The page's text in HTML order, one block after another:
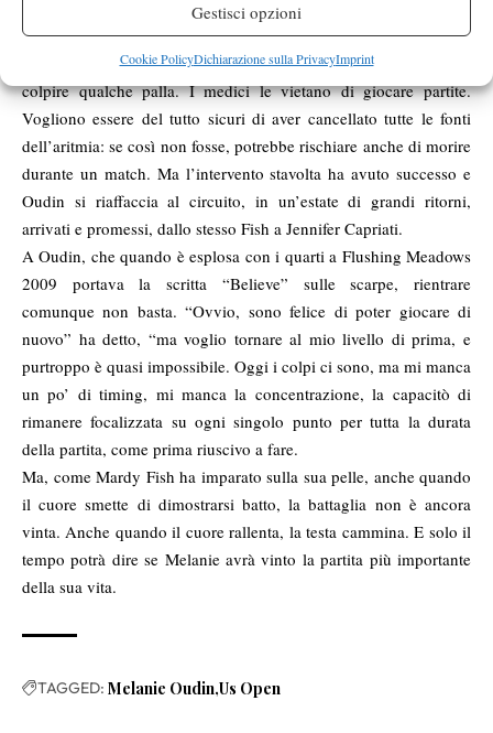
Gestisci opzioni
Cookie PolicyDichiarazione sulla PrivacyImprint
conferma due elementi: c’è più di una sezione del miocardio da
bruciare e il primo intervento non le ha identificate tutte.
Dopo tre settimane, Melanie torna in campo, anche se solo per
colpire qualche palla. I medici le vietano di giocare partite.
Vogliono essere del tutto sicuri di aver cancellato tutte le fonti
dell’aritmia: se così non fosse, potrebbe rischiare anche di morire
durante un match. Ma l’intervento stavolta ha avuto successo e
Oudin si riaffaccia al circuito, in un’estate di grandi ritorni,
arrivati e promessi, dallo stesso Fish a Jennifer Capriati.
A Oudin, che quando è esplosa con i quarti a Flushing Meadows
2009 portava la scritta “Believe” sulle scarpe, rientrare
comunque non basta. “Ovvio, sono felice di poter giocare di
nuovo” ha detto, “ma voglio tornare al mio livello di prima, e
purtroppo è quasi impossibile. Oggi i colpi ci sono, ma mi manca
un po’ di timing, mi manca la concentrazione, la capacitò di
rimanere focalizzata su ogni singolo punto per tutta la durata
della partita, come prima riuscivo a fare.
Ma, come Mardy Fish ha imparato sulla sua pelle, anche quando
il cuore smette di dimostrarsi batto, la battaglia non è ancora
vinta. Anche quando il cuore rallenta, la testa cammina. E solo il
tempo potrà dire se Melanie avrà vinto la partita più importante
della sua vita.
TAGGED: Melanie Oudin Us Open